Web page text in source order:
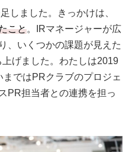
しました。きっかけは、
こと。IRマネージャーが広
、いくつかの課題が見えた
げました。わたしは2019
ではPRクラブのプロジェ
PR担当者との連携を担っ